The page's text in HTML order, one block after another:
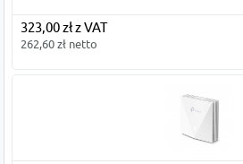
323,00 zł z VAT
262,60 zł netto